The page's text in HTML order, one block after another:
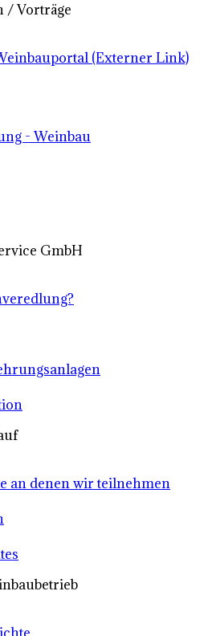
/ Vorträge
(Externer Link)
- Weinbau
GmbH
an denen wir teilnehmen